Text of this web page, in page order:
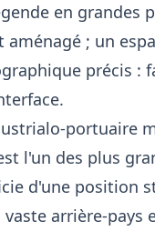
en grandes
; un
précis :
portuaire
l'un des plus
d'une position
arrière-pays